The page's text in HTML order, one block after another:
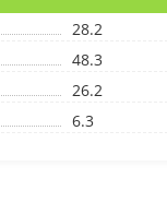
28.2
48.3
26.2
6.3